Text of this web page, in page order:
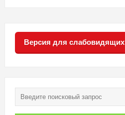
Версия для слабовидящих